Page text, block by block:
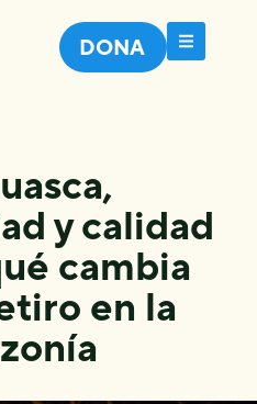
DONA
y calidad
cambia
en la